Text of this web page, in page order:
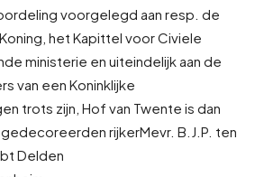
voorgelegd aan resp. de
het Kapittel voor Civiele
ministerie en uiteindelijk aan de
van een Koninklijke
trots zijn, Hof van Twente is dan
gedecoreerden rijkerMevr. B.J.P. ten
Delden